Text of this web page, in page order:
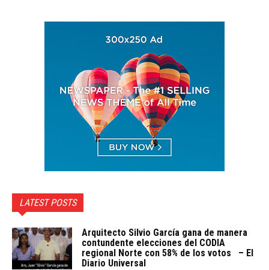
LATEST POSTS
Arquitecto SiIvio García gana de manera
contundente elecciones del CODIA
regional Norte con 58% de los votos – El
Diario Universal